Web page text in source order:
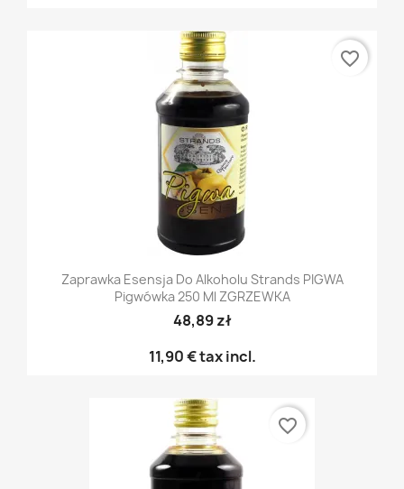
Zaprawka Esensja Do Alkoholu Strands PIGWA
Pigwówka 250 Ml ZGRZEWKA
48,89 zł
11,90 €tax incl.
favorite_border
favorite_border